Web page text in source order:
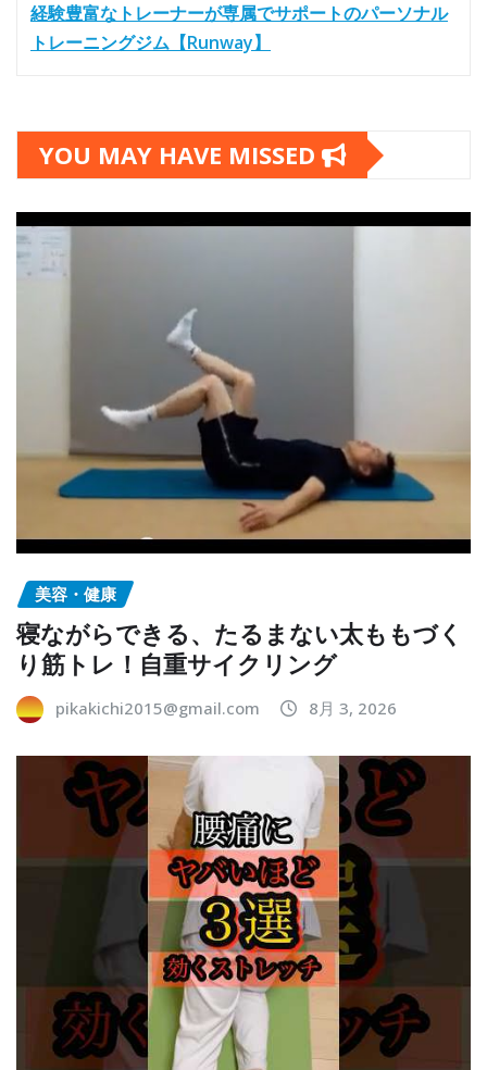
経験豊富なトレーナーが専属でサポートのパーソナル
トレーニングジム【Runway】
YOU MAY HAVE MISSED
美容・健康
寝ながらできる、たるまない太ももづく
り筋トレ！自重サイクリング
pikakichi2015@gmail.com 8月 3, 2026